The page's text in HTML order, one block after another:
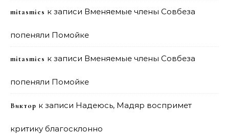
mitasmies к записи Вменяемые члены Совбеза
попеняли Помойке
mitasmies к записи Вменяемые члены Совбеза
попеняли Помойке
Виктор к записи Надеюсь, Мадяр воспримет
критику благосклонно